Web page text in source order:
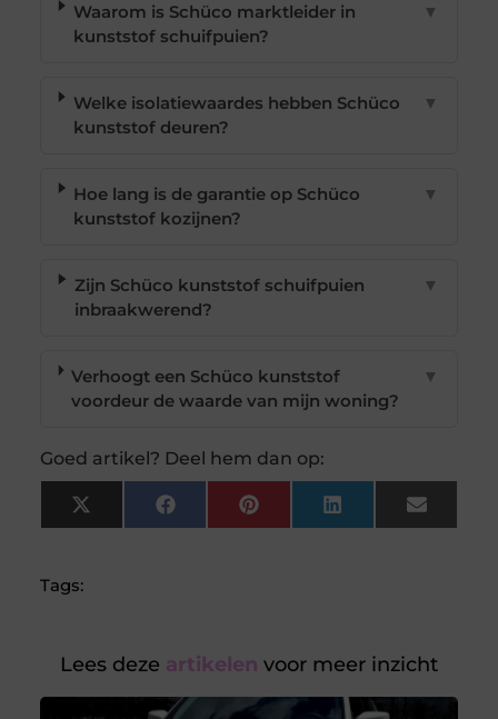
Waarom is Schüco marktleider in
kunststof schuifpuien?
▼
Welke isolatiewaardes hebben Schüco
kunststof deuren?
▼
Hoe lang is de garantie op Schüco
kunststof kozijnen?
▼
Zijn Schüco kunststof schuifpuien
inbraakwerend?
▼
Verhoogt een Schüco kunststof
voordeur de waarde van mijn woning?
▼
Goed artikel? Deel hem dan op:
X
(Twitter)
FacebookPinterest LinkedIn Email
Tags:
Lees deze artikelen voor meer inzicht